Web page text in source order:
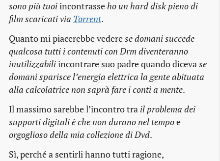
sono più tuoiincontrasseho un hard disk pieno di
film scaricati via Torrent.
Quanto mi piacerebbe vederese domani succede
qualcosa tutti i contenuti con Drm diventeranno
inutilizzabiliincontrare suo padre quando dicevase
domani sparisce l’energia elettrica la gente abituata
alla calcolatrice non saprà fare i conti a mente.
Il massimo sarebbe l’incontro tra il problema dei
supporti digitali è che non durano nel tempoe
orgoglioso della mia collezione di Dvd.
Sì, perché a sentirli hanno tutti ragione,